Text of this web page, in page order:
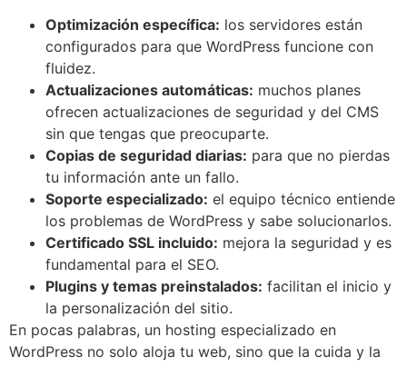
Optimización específica: los servidores están
configurados para que WordPress funcione con
fluidez.
Actualizaciones automáticas: muchos planes
ofrecen actualizaciones de seguridad y del CMS
sin que tengas que preocuparte.
Copias de seguridad diarias: para que no pierdas
tu información ante un fallo.
Soporte especializado: el equipo técnico entiende
los problemas de WordPress y sabe solucionarlos.
Certificado SSL incluido: mejora la seguridad y es
fundamental para el SEO.
Plugins y temas preinstalados: facilitan el inicio y
la personalización del sitio.
En pocas palabras, un hosting especializado en
WordPress no solo aloja tu web, sino que la cuida y la